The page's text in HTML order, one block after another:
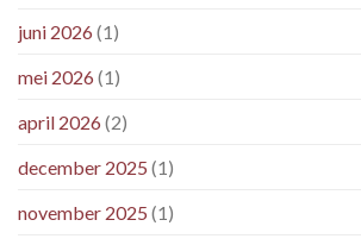
juni 2026 (1)
mei 2026 (1)
april 2026 (2)
december 2025 (1)
november 2025 (1)